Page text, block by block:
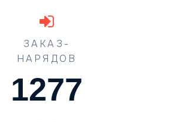
ЗАКАЗ-
НАРЯДОВ
1773